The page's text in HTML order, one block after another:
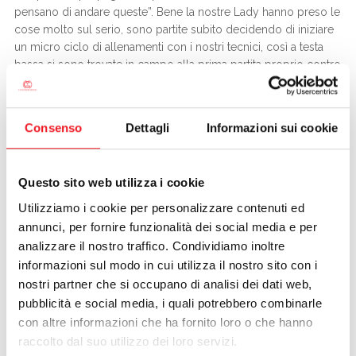
Consenso Dettagli Informazioni sui cookie
Questo sito web utilizza i cookie
Utilizziamo i cookie per personalizzare contenuti ed
annunci, per fornire funzionalità dei social media e per
analizzare il nostro traffico. Condividiamo inoltre
informazioni sul modo in cui utilizza il nostro sito con i
nostri partner che si occupano di analisi dei dati web,
pubblicità e social media, i quali potrebbero combinarle
con altre informazioni che ha fornito loro o che hanno
raccolto dal suo utilizzo dei loro servizi.
pensano di andare queste”. Bene la nostre Lady hanno preso le
cose molto sul serio, sono partite subito decidendo di iniziare
un micro ciclo di allenamenti con i nostri tecnici, così a testa
bassa si sono trovate in campo alla prima partita proprio contro
quel TC Quinzano che la scorsa Domenica gli ha conteso il
titolo regionale. Quell’inizio fu una salita scomoda e impervia,
velocemente la delusione per la sconfitta giocando e
rigiocando; da lì in poi sono arrivate solo vittorie.
garantisce una semifinale a Varese contro il Cassano.
L’unica trasferta del campionato inizia col giallo della sparizione
del furgone della Cano che viene rubato durante la notte,
lasciando a piedi la squadra “ Sarà un presagio di quello che
bisogna arrangiarsi, trovato un monovolume partono tutte
insieme con tifosi al seguito. A Varese, sotto gli occhi
soddisfatti della presidentessaAntonella Guidivincono con
qualche sofferenza tutti gli incontri, arriva la finale per il titolo
regionale, e la si giocherà in casa.